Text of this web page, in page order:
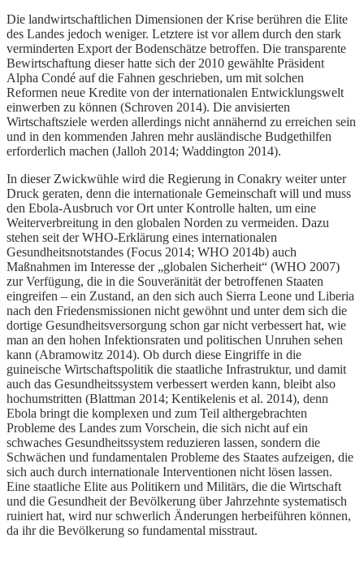
Die landwirtschaftlichen Dimensionen der Krise berühren die Elite
des Landes jedoch weniger. Letztere ist vor allem durch den stark
verminderten Export der Bodenschätze betroffen. Die transparente
Bewirtschaftung dieser hatte sich der 2010 gewählte Präsident
Alpha Condé auf die Fahnen geschrieben, um mit solchen
Reformen neue Kredite von der internationalen Entwicklungswelt
einwerben zu können (Schroven 2014). Die anvisierten
Wirtschaftsziele werden allerdings nicht annähernd zu erreichen sein
und in den kommenden Jahren mehr ausländische Budgethilfen
erforderlich machen (Jalloh 2014; Waddington 2014).
In dieser Zwickwühle wird die Regierung in Conakry weiter unter
Druck geraten, denn die internationale Gemeinschaft will und muss
den Ebola-Ausbruch vor Ort unter Kontrolle halten, um eine
Weiterverbreitung in den globalen Norden zu vermeiden. Dazu
stehen seit der WHO-Erklärung eines internationalen
Gesundheitsnotstandes (Focus 2014; WHO 2014b) auch
Maßnahmen im Interesse der „globalen Sicherheit“ (WHO 2007)
zur Verfügung, die in die Souveränität der betroffenen Staaten
eingreifen – ein Zustand, an den sich auch Sierra Leone und Liberia
nach den Friedensmissionen nicht gewöhnt und unter dem sich die
dortige Gesundheitsversorgung schon gar nicht verbessert hat, wie
man an den hohen Infektionsraten und politischen Unruhen sehen
kann (Abramowitz 2014). Ob durch diese Eingriffe in die
guineische Wirtschaftspolitik die staatliche Infrastruktur, und damit
auch das Gesundheitssystem verbessert werden kann, bleibt also
hochumstritten (Blattman 2014; Kentikelenis et al. 2014), denn
Ebola bringt die komplexen und zum Teil althergebrachten
Probleme des Landes zum Vorschein, die sich nicht auf ein
schwaches Gesundheitssystem reduzieren lassen, sondern die
Schwächen und fundamentalen Probleme des Staates aufzeigen, die
sich auch durch internationale Interventionen nicht lösen lassen.
Eine staatliche Elite aus Politikern und Militärs, die die Wirtschaft
und die Gesundheit der Bevölkerung über Jahrzehnte systematisch
ruiniert hat, wird nur schwerlich Änderungen herbeiführen können,
da ihr die Bevölkerung so fundamental misstraut.